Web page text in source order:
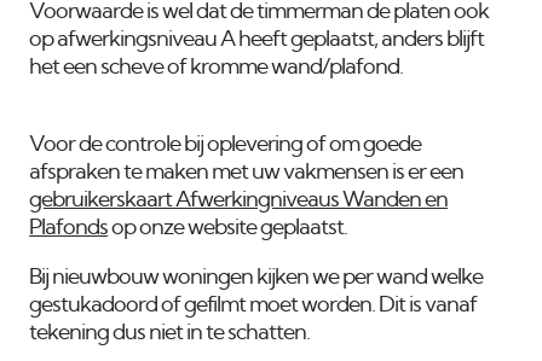
Voorwaarde is wel dat de timmerman de platen ook
op afwerkingsniveau A heeft geplaatst, anders blijft
het een scheve of kromme wand/plafond.
Voor de controle bij oplevering of om goede
afspraken te maken met uw vakmensen is er een
gebruikerskaart Afwerkingniveaus Wanden en
Plafondsop onze website geplaatst.
Bij nieuwbouw woningen kijken we per wand welke
gestukadoord of gefilmt moet worden. Dit is vanaf
tekening dus niet in te schatten.